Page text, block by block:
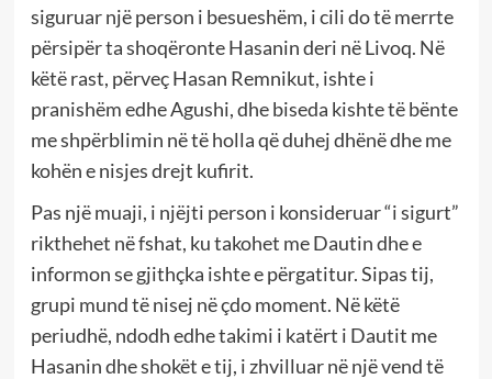
siguruar një person i besueshëm, i cili do të merrte
përsipër ta shoqëronte Hasanin deri në Livoq. Në
këtë rast, përveç Hasan Remnikut, ishte i
pranishëm edhe Agushi, dhe biseda kishte të bënte
me shpërblimin në të holla që duhej dhënë dhe me
kohën e nisjes drejt kufirit.
Pas një muaji, i njëjti person i konsideruar “i sigurt”
rikthehet në fshat, ku takohet me Dautin dhe e
informon se gjithçka ishte e përgatitur. Sipas tij,
grupi mund të nisej në çdo moment. Në këtë
periudhë, ndodh edhe takimi i katërt i Dautit me
Hasanin dhe shokët e tij, i zhvilluar në një vend të